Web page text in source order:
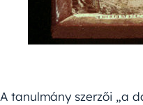
A tanulmány szerzői „a